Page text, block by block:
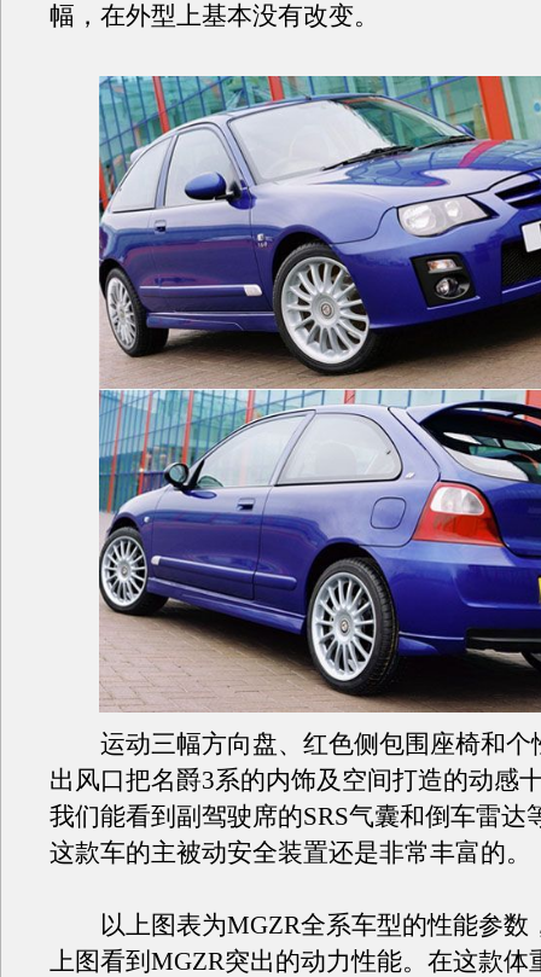
幅，在外型上基本没有改变。
运动三幅方向盘、红色侧包围座椅和个
出风口把名爵3系的内饰及空间打造的动感
我们能看到副驾驶席的SRS气囊和倒车雷达
这款车的主被动安全装置还是非常丰富的。
以上图表为MGZR全系车型的性能参数
上图看到MGZR突出的动力性能。在这款体